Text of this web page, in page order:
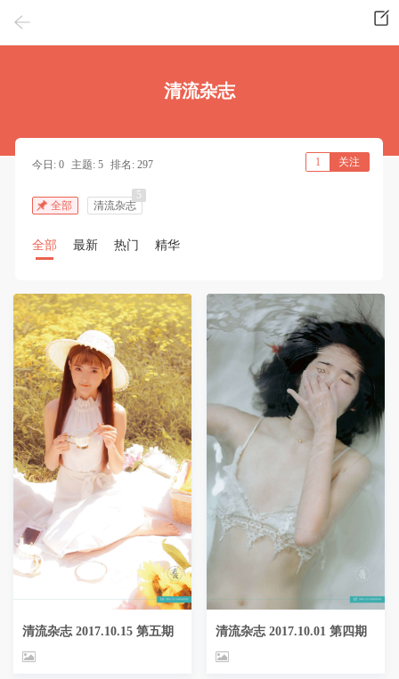
清流杂志
今日: 0 主题: 5 排名: 297 1 关注
全部 清流杂志
5
全部 最新 热门 精华
清流杂志 2017.10.15 第五期 清流杂志 2017.10.01 第四期